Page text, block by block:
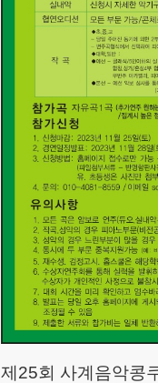
제25회 사계음악콩